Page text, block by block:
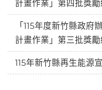
計畫作業」第四批獎
「115年度新竹縣政
計畫作業」第三批獎
115年新竹縣再生能源